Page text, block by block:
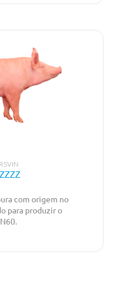
com origem no
para produzir o